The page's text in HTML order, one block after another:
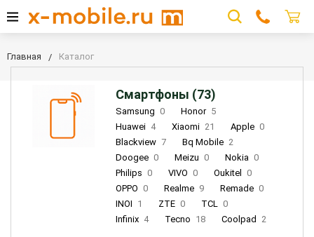
Главная Каталог
Смартфоны (73)
Samsung 0 Honor 5
Huawei 4 Xiaomi 21 Apple 0
Blackview 7 Bq Mobile 2
Doogee 0 Meizu 0 Nokia 0
Philips 0 VIVO 0 Oukitel
0
OPPO 0 Realme 9 Remade 0
INOI 1 ZTE 0 TCL 0
Infinix 4 Tecno 18 Coolpad 2